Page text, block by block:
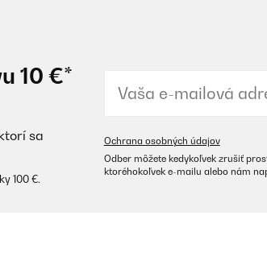
10 €*
sa
100 €.
Ochrana osobných údajov
Odber môžete kedykoľvek zrušiť
ktoréhokoľvek e-mailu alebo nám